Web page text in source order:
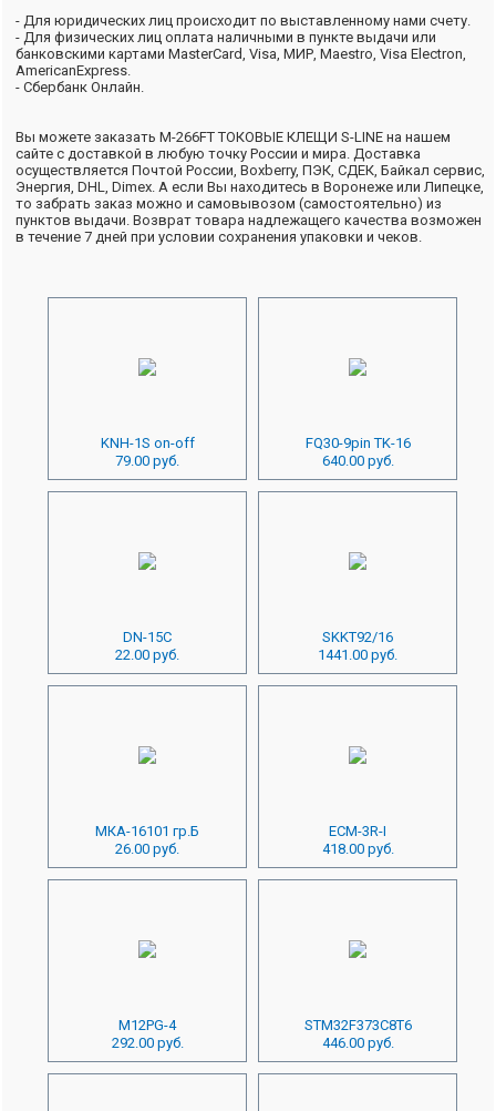
- Для юридических лиц происходит по выставленному нами счету.
- Для физических лиц оплата наличными в пункте выдачи или
банковскими картами MasterCard, Visa, МИР, Maestro, Visa Electron,
AmericanExpress.
- Сбербанк Онлайн.
Вы можете заказать M-266FT ТОКОВЫЕ КЛЕЩИ S-LINE на нашем
сайте с доставкой в любую точку России и мира. Доставка
осуществляется Почтой России, Boxberry, ПЭК, СДЕК, Байкал сервис,
Энергия, DHL, Dimex. А если Вы находитесь в Воронеже или Липецке,
то забрать заказ можно и самовывозом (самостоятельно) из
пунктов выдачи. Возврат товара надлежащего качества возможен
в течение 7 дней при условии сохранения упаковки и чеков.
KNH-1S on-off
79.00 руб.
FQ30-9pin TK-16
640.00 руб.
DN-15C
22.00 руб.
SKKT92/16
1441.00 руб.
МКА-16101 гр.Б
26.00 руб.
ECM-3R-I
418.00 руб.
M12PG-4
292.00 руб.
STM32F373C8T6
446.00 руб.